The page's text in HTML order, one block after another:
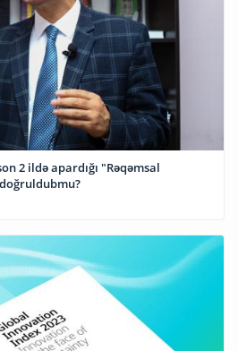
2 ildə apardığı "Rəqəmsal